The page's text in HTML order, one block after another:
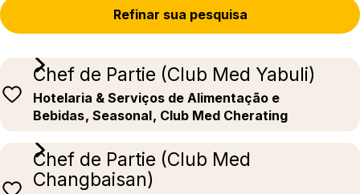
Refinar sua pesquisa
Chef de Partie (Club Med Yabuli)
Hotelaria & Serviços de Alimentação e
Bebidas, Seasonal, Club Med Cherating
Chef de Partie (Club Med
Changbaisan)